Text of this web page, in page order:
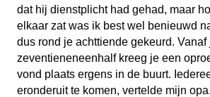
dat hij dienstplicht had gehad, maar
elkaar zat was ik best wel benieuwd
dus rond je achttiende gekeurd. Vanaf
zeventieneneenhalf kreeg je een
vond plaats ergens in de buurt.
eronderuit te komen, vertelde mijn